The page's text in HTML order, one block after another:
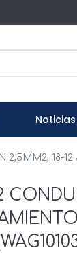
Noticias
18-12